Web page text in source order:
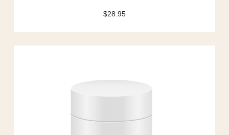
$28.95